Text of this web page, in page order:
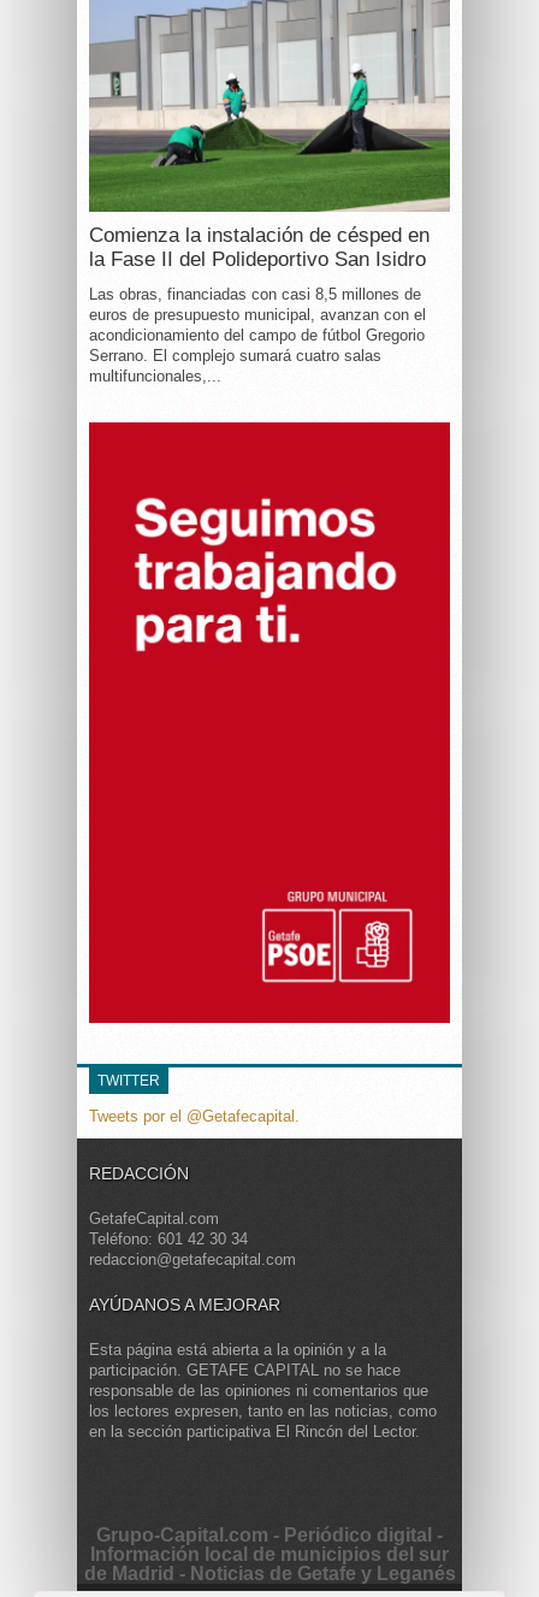
Comienza la instalación de césped en
la Fase II del Polideportivo San Isidro
Las obras, financiadas con casi 8,5 millones de
euros de presupuesto municipal, avanzan con el
acondicionamiento del campo de fútbol Gregorio
Serrano. El complejo sumará cuatro salas
multifuncionales,...
TWITTER
Tweets por el @Getafecapital.
REDACCIÓN
GetafeCapital.com
Teléfono: 601 42 30 34
redaccion@getafecapital.com
AYÚDANOS A MEJORAR
Esta página está abierta a la opinión y a la
participación. GETAFE CAPITAL no se hace
responsable de las opiniones ni comentarios que
los lectores expresen, tanto en las noticias, como
en la sección participativa El Rincón del Lector.
Grupo-Capital.com - Periódico digital -
Información local de municipios del sur
de Madrid - Noticias de Getafe y Leganés